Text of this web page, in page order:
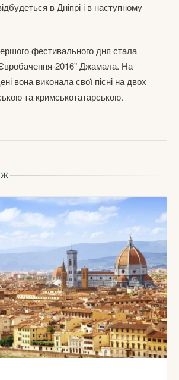
в Дніпрі і в наступному
фестивального дня стала
2016” Джамала. На
вона виконала свої пісні на двох
та кримськотатарською.